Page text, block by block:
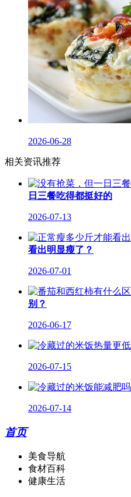
2026-06-28
相关资讯推荐
日三餐吃得都挺好的
2026-07-13
看出明显瘦了？
2026-07-01
别？
2026-06-17
2026-07-15
2026-07-14
首页
美食导航
食材百科
健康生活